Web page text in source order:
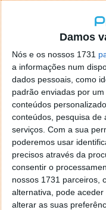
Damos
Nós e os nossos 1731
a informações num
dados pessoais, como
padrão enviadas por
conteúdos
conteúdos, pesquisa de
serviços. Com a sua
poderemos usar
precisos através da
consentir o
nossos 1731 parceiros,
alternativa, pode
alterar as suas
semelhante
ou crédito.
Gostaria de ter
sua mão?
Apesar de parecer
com um inquérito
mais de 4.000
Unido, 51%
houve quem
privacidade e